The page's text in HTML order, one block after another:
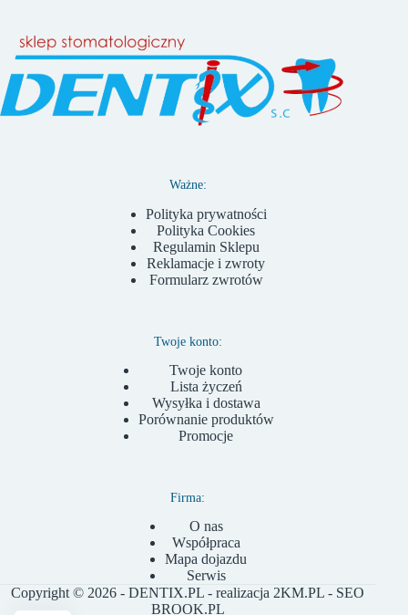
Ważne:
Polityka prywatności
Polityka Cookies
Regulamin Sklepu
Reklamacje i zwroty
Formularz zwrotów
Twoje konto:
Twoje konto
Lista życzeń
Wysyłka i dostawa
Porównanie produktów
Promocje
Firma:
O nas
Współpraca
Mapa dojazdu
Serwis
Copyright © 2026 - DENTIX.PL - realizacja 2KM.PL - SEO
BROOK.PL